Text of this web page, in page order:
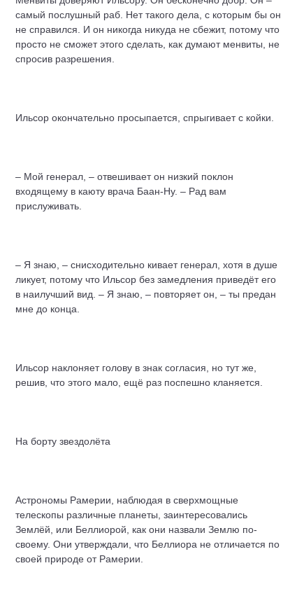
самый послушный раб. Нет такого дела, с которым бы он
не справился. И он никогда никуда не сбежит, потому что
просто не сможет этого сделать, как думают менвиты, не
спросив разрешения.
Ильсор окончательно просыпается, спрыгивает с койки.
– Мой генерал, – отвешивает он низкий поклон
входящему в каюту врача Баан-Ну. – Рад вам
прислуживать.
– Я знаю, – снисходительно кивает генерал, хотя в душе
ликует, потому что Ильсор без замедления приведёт его
в наилучший вид. – Я знаю, – повторяет он, – ты предан
мне до конца.
Ильсор наклоняет голову в знак согласия, но тут же,
решив, что этого мало, ещё раз поспешно кланяется.
На борту звездолёта
Астрономы Рамерии, наблюдая в сверхмощные
телескопы различные планеты, заинтересовались
Землёй, или Беллиорой, как они назвали Землю по-
своему. Они утверждали, что Беллиора не отличается по
своей природе от Рамерии.